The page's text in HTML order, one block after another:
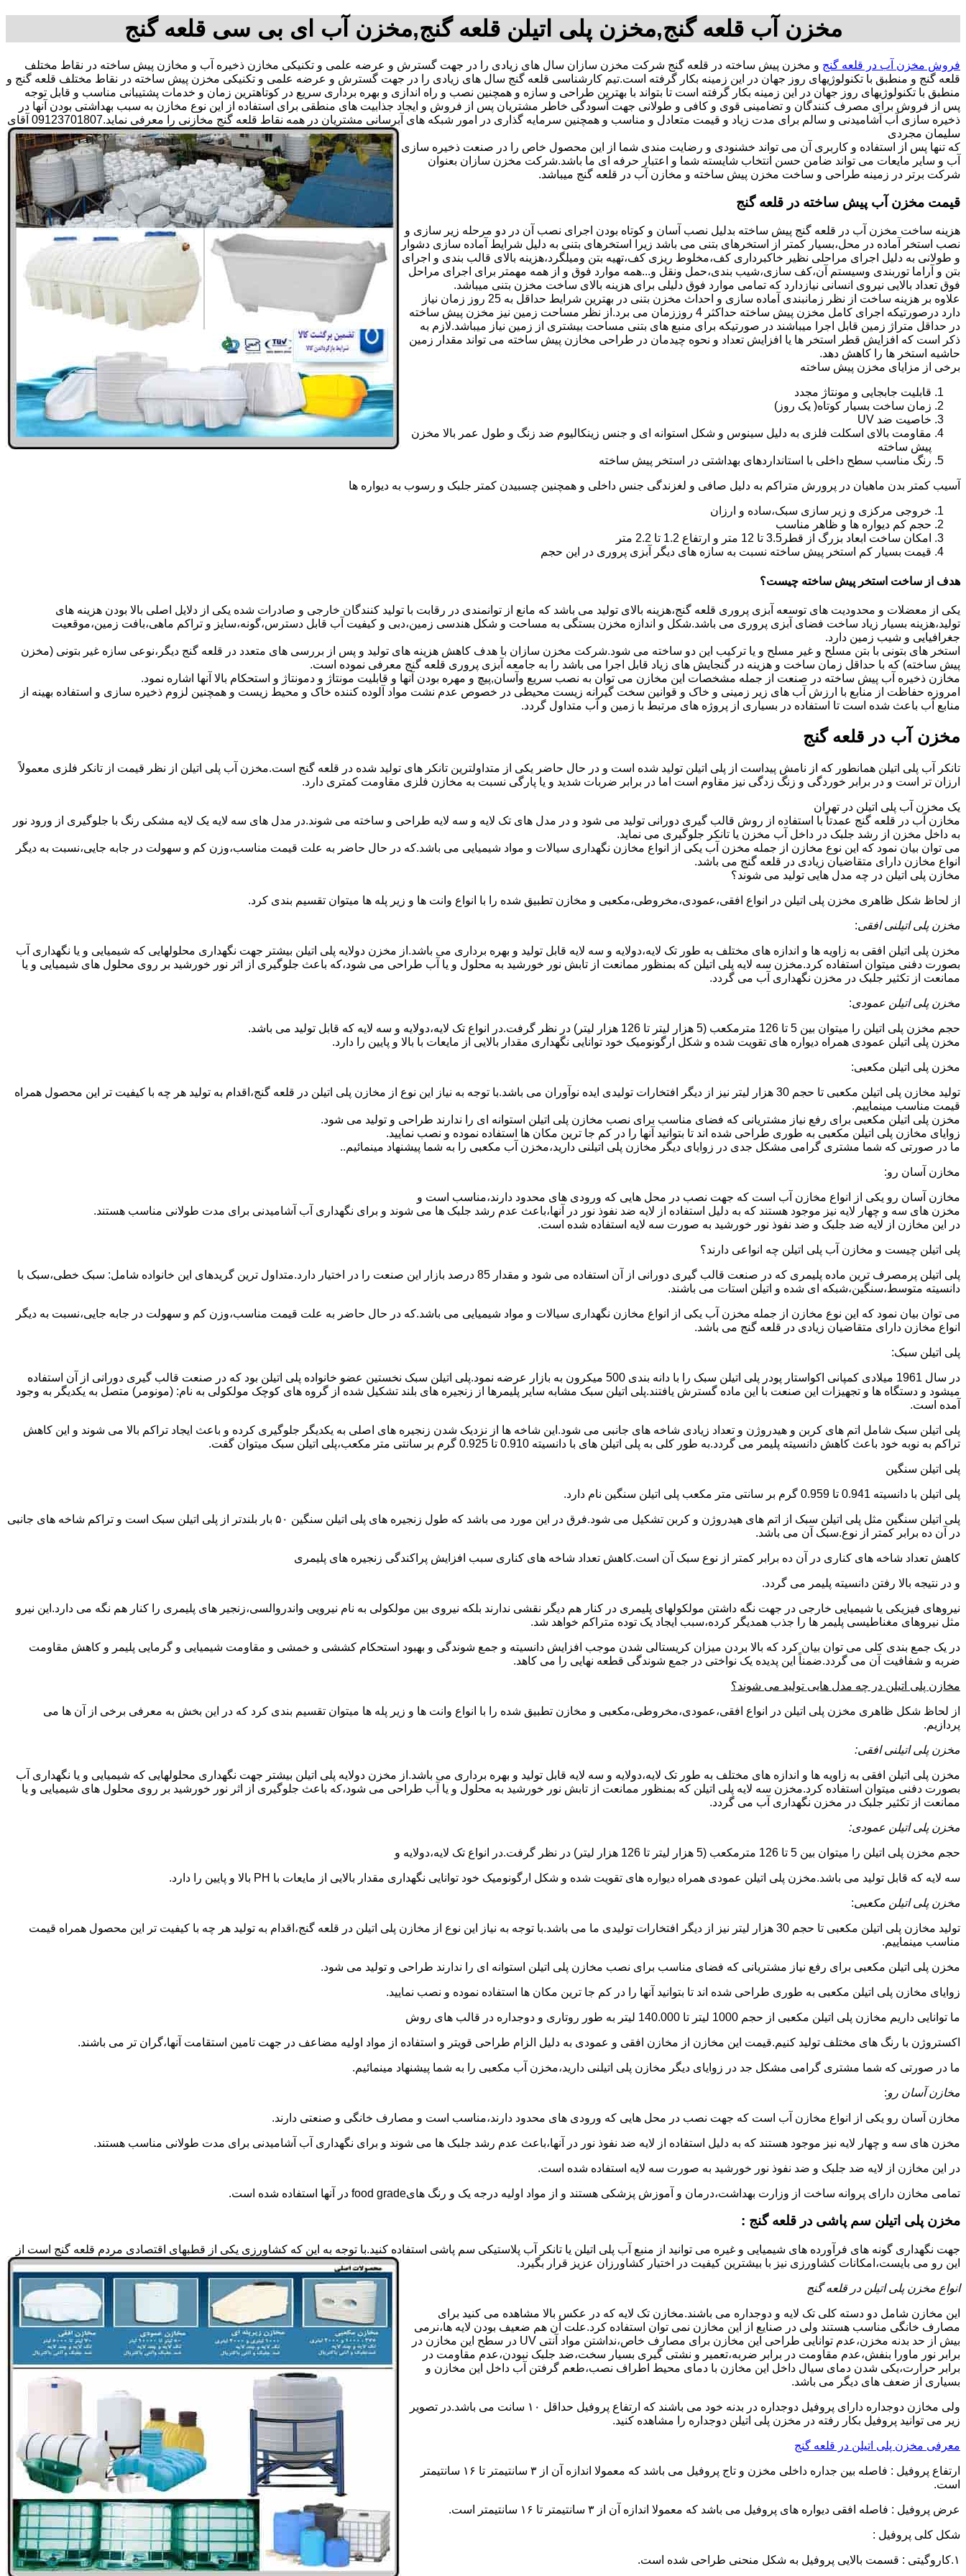
مخزن آب قلعه گنج,مخزن پلی اتیلن قلعه گنج,مخزن آب ای بی سی قلعه گنج
فروش مخزن آب در قلعه گنج و مخزن پیش ساخته در قلعه گنج شرکت مخزن سازان سال های زیادی را در جهت گسترش و عرضه علمی و تکنیکی مخازن ذخیره آب و مخازن پیش ساخته در نقاط مختلف
قلعه گنج و منطبق با تکنولوژیهای روز جهان در این زمینه بکار گرفته است.تیم کارشناسی قلعه گنج سال های زیادی را در جهت گسترش و عرضه علمی و تکنیکی مخزن پیش ساخته در نقاط مختلف قلعه گنج و
منطبق با تکنولوژیهای روز جهان در این زمینه بکار گرفته است تا بتواند با بهترین طراحی و سازه و همچنین نصب و راه اندازی و بهره برداری سریع در کوتاهترین زمان و خدمات پشتیبانی مناسب و قابل توجه
پس از فروش برای مصرف کنندگان و تضامینی قوی و کافی و طولانی جهت آسودگی خاطر مشتریان پس از فروش و ایجاد جذابیت های منطقی برای استفاده از این نوع مخازن به سبب بهداشتی بودن آنها در
ذخیره سازی آب آشامیدنی و سالم برای مدت زیاد و قیمت متعادل و مناسب و همچنین سرمایه گذاری در امور شبکه های آبرسانی مشتریان در همه نقاط قلعه گنج مخازنی را معرفی نماید.09123701807 آقای
سلیمان مجردی
که تنها پس از استفاده و کاربری آن می تواند خشنودی و رضایت مندی شما از این محصول خاص را در صنعت ذخیره سازی
آب و سایر مایعات می تواند ضامن حسن انتخاب شایسته شما و اعتبار حرفه ای ما باشد.شرکت مخزن سازان بعنوان
شرکت برتر در زمینه طراحی و ساخت مخزن پیش ساخته و مخازن آب در قلعه گنج میباشد.
قیمت مخزن آب پیش ساخته در قلعه گنج
هزینه ساخت مخزن آب در قلعه گنج پیش ساخته بدلیل نصب آسان و کوتاه بودن اجرای نصب آن در دو مرحله زیر سازی و
نصب استخر آماده در محل،بسیار کمتر از استخرهای بتنی می باشد زیرا استخرهای بتنی به دلیل شرایط آماده سازی دشوار
و طولانی به دلیل اجرای مراحلی نظیر خاکبرداری کف،مخلوط ریزی کف،تهیه بتن ومیلگرد،هزینه بالای قالب بندی و اجرای
بتن و آراما توربندی وسیستم آن،کف سازی،شیب بندی،حمل ونقل و...همه موارد فوق و از همه مهمتر برای اجرای مراحل
فوق تعداد بالایی نیروی انسانی نیازدارد که تمامی موارد فوق دلیلی برای هزینه بالای ساخت مخزن بتنی میباشد.
علاوه بر هزینه ساخت از نظر زمانبندی آماده سازی و احداث مخزن بتنی در بهترین شرایط حداقل به 25 روز زمان نیاز
دارد درصورتیکه اجرای کامل مخزن پیش ساخته حداکثر 4 روززمان می برد.از نظر مساحت زمین نیز مخزن پیش ساخته
در حداقل متراژ زمین قابل اجرا میباشند در صورتیکه برای منبع های بتنی مساحت بیشتری از زمین نیاز میباشد.لازم به
ذکر است که افزایش قطر استخر ها یا افزایش تعداد و نحوه چیدمان در طراحی مخازن پیش ساخته می تواند مقدار زمین
حاشیه استخر ها را کاهش دهد.
برخی از مزایای مخزن پیش ساخته
قابلیت جابجایی و مونتاژ مجدد
زمان ساخت بسیار کوتاه( یک روز)
خاصیت ضد UV
مقاومت بالای اسکلت فلزی به دلیل سینوس و شکل استوانه ای و جنس زینکالیوم ضد زنگ و طول عمر بالا مخزن
پیش ساخته
رنگ مناسب سطح داخلی با استانداردهای بهداشتی در استخر پیش ساخته
آسیب کمتر بدن ماهیان در پرورش متراکم به دلیل صافی و لغزندگی جنس داخلی و همچنین چسبیدن کمتر جلبک و رسوب به دیواره ها
خروجی مرکزی و زیر سازی سبک،ساده و ارزان
حجم کم دیواره ها و ظاهر مناسب
امکان ساخت ابعاد بزرگ از قطر3.5 تا 12 متر و ارتفاع 1.2 تا 2.2 متر
قیمت بسیار کم استخر پیش ساخته نسبت به سازه های دیگر آبزی پروری در این حجم
هدف از ساخت استخر پیش ساخته چیست؟
یکی از معضلات و محدودیت های توسعه آبزی پروری قلعه گنج،هزینه بالای تولید می باشد که مانع از توانمندی در رقابت با تولید کنندگان خارجی و صادرات شده یکی از دلایل اصلی بالا بودن هزینه های
تولید،هزینه بسیار زیاد ساخت فضای آبزی پروری می باشد.شکل و اندازه مخزن بستگی به مساحت و شکل هندسی زمین،دبی و کیفیت آب قابل دسترس،گونه،سایز و تراکم ماهی،بافت زمین،موقعیت
جغرافیایی و شیب زمین دارد.
استخر های بتونی با بتن مسلح و غیر مسلح و یا ترکیب این دو ساخته می شود.شرکت مخزن سازان با هدف کاهش هزینه های تولید و پس از بررسی های متعدد در قلعه گنج دیگر،نوعی سازه غیر بتونی (مخزن
پیش ساخته) که با حداقل زمان ساخت و هزینه در گنجایش های زیاد قابل اجرا می باشد را به جامعه آبزی پروری قلعه گنج معرفی نموده است.
مخازن ذخیره آب پیش ساخته در صنعت از جمله مشخصات این مخازن می توان به نصب سریع وآسان,پیچ و مهره بودن آنها و قابلیت مونتاژ و دمونتاژ و استحکام بالا آنها اشاره نمود.
امروزه حفاظت از منابع با ارزش آب های زیر زمینی و خاک و قوانین سخت گیرانه زیست محیطی در خصوص عدم نشت مواد آلوده کننده خاک و محیط زیست و همچنین لزوم ذخیره سازی و استفاده بهینه از
منابع آب باعث شده است تا استفاده در بسیاری از پروژه های مرتبط با زمین و آب متداول گردد.
مخزن آب در قلعه گنج
تانکر آب پلی اتیلن همانطور که از نامش پیداست از پلی اتیلن تولید شده است و در حال حاضر یکی از متداولترین تانکر های تولید شده در قلعه گنج است.مخزن آب پلی اتیلن از نظر قیمت از تانکر فلزی معمولاً
ارزان تر است و در برابر خوردگی و زنگ زدگی نیز مقاوم است اما در برابر ضربات شدید و یا پارگی نسبت به مخازن فلزی مقاومت کمتری دارد.
یک مخزن آب پلی اتیلن در تهران
مخازن آب در قلعه گنج عمدتاً با استفاده از روش قالب گیری دورانی تولید می شود و در مدل های تک لایه و سه لایه طراحی و ساخته می شوند.در مدل های سه لایه یک لایه مشکی رنگ با جلوگیری از ورود نور
به داخل مخزن از رشد جلبک در داخل آب مخزن یا تانکر جلوگیری می نماید.
می توان بیان نمود که این نوع مخازن از جمله مخزن آب یکی از انواع مخازن نگهداری سیالات و مواد شیمیایی می باشد.که در حال حاضر به علت قیمت مناسب،وزن کم و سهولت در جابه جایی،نسبت به دیگر
انواع مخازن دارای متقاضیان زیادی در قلعه گنج می باشد.
مخازن پلی اتیلن در چه مدل هایی تولید می شوند؟
از لحاظ شکل ظاهری مخزن پلی اتیلن در انواع افقی،عمودی،مخروطی،مکعبی و مخازن تطبیق شده را با انواع وانت ها و زیر پله ها میتوان تقسیم بندی کرد.
مخزن پلی اتیلنی افقی:
مخزن پلی اتیلن افقی به زاویه ها و اندازه های مختلف به طور تک لایه،دولایه و سه لایه قابل تولید و بهره برداری می باشد.از مخزن دولایه پلی اتیلن بیشتر جهت نگهداری محلولهایی که شیمیایی و یا نگهداری آب
بصورت دفنی میتوان استفاده کرد.مخزن سه لایه پلی اتیلن که بمنظور ممانعت از تابش نور خورشید به محلول و یا آب طراحی می شود،که باعث جلوگیری از اثر نور خورشید بر روی محلول های شیمیایی و یا
ممانعت از تکثیر جلبک در مخزن نگهداری آب می گردد.
مخزن پلی اتیلن عمودی:
حجم مخزن پلی اتیلن را میتوان بین 5 تا 126 مترمکعب (5 هزار لیتر تا 126 هزار لیتر) در نظر گرفت.در انواع تک لایه،دولایه و سه لایه که قابل تولید می باشد.
مخزن پلی اتیلن عمودی همراه دیواره های تقویت شده و شکل ارگونومیک خود توانایی نگهداری مقدار بالایی از مایعات با بالا و پایین را دارد.
مخزن پلی اتیلن مکعبی:
تولید مخازن پلی اتیلن مکعبی تا حجم 30 هزار لیتر نیز از دیگر افتخارات تولیدی ایده نوآوران می باشد.با توجه به نیاز این نوع از مخازن پلی اتیلن در قلعه گنج،اقدام به تولید هر چه با کیفیت تر این محصول همراه
قیمت مناسب مینماییم.
مخزن پلی اتیلن مکعبی برای رفع نیاز مشتریانی که فضای مناسب برای نصب مخازن پلی اتیلن استوانه ای را ندارند طراحی و تولید می شود.
زوایای مخازن پلی اتیلن مکعبی به طوری طراحی شده اند تا بتوانید آنها را در کم جا ترین مکان ها استفاده نموده و نصب نمایید.
ما در صورتی که شما مشتری گرامی مشکل جدی در زوایای دیگر مخازن پلی اتیلنی دارید،مخزن آب مکعبی را به شما پیشنهاد مینمائیم..
مخازن آسان رو:
مخازن آسان رو یکی از انواع مخازن آب است که جهت نصب در محل هایی که ورودی های محدود دارند،مناسب است و
مخزن های سه و چهار لایه نیز موجود هستند که به دلیل استفاده از لایه ضد نفوذ نور در آنها،باعث عدم رشد جلبک ها می شوند و برای نگهداری آب آشامیدنی برای مدت طولانی مناسب هستند.
در این مخازن از لایه ضد جلبک و ضد نفوذ نور خورشید به صورت سه لایه استفاده شده است.
پلی اتیلن چیست و مخازن آب پلی اتیلن چه انواعی دارند؟
پلی اتیلن پرمصرف ترین ماده پلیمری که در صنعت قالب گیری دورانی از آن استفاده می شود و مقدار 85 درصد بازار این صنعت را در اختیار دارد.متداول ترین گریدهای این خانواده شامل: سبک خطی،سبک با
دانسیته متوسط،سنگین،شبکه ای شده و اتیلن استات می باشند.
می توان بیان نمود که این نوع مخازن از جمله مخزن آب یکی از انواع مخازن نگهداری سیالات و مواد شیمیایی می باشد.که در حال حاضر به علت قیمت مناسب،وزن کم و سهولت در جابه جایی،نسبت به دیگر
انواع مخازن دارای متقاضیان زیادی در قلعه گنج می باشد.
پلی اتیلن سبک:
در سال 1961 میلادی کمپانی اکواستار پودر پلی اتیلن سبک را با دانه بندی 500 میکرون به بازار عرضه نمود.پلی اتیلن سبک نخستین عضو خانواده پلی اتیلن بود که در صنعت قالب گیری دورانی از آن استفاده
میشود و دستگاه ها و تجهیزات این صنعت با این ماده گسترش یافتند.پلی اتیلن سبک مشابه سایر پلیمرها از زنجیره های بلند تشکیل شده از گروه های کوچک مولکولی به نام: (مونومر) متصل به یکدیگر به وجود
آمده است.
پلی اتیلن سبک شامل اتم های کربن و هیدروژن و تعداد زیادی شاخه های جانبی می شود.این شاخه ها از نزدیک شدن زنجیره های اصلی به یکدیگر جلوگیری کرده و باعث ایجاد تراکم بالا می شوند و این کاهش
تراکم به نوبه خود باعث کاهش دانسیته پلیمر می گردد.به طور کلی به پلی اتیلن های با دانسیته 0.910 تا 0.925 گرم بر سانتی متر مکعب،پلی اتیلن سبک میتوان گفت.
پلی اتیلن سنگین
پلی اتیلن با دانسیته 0.941 تا 0.959 گرم بر سانتی متر مکعب پلی اتیلن سنگین نام دارد.
پلی اتیلن سنگین مثل پلی اتیلن سبک از اتم های هیدروژن و کربن تشکیل می شود.فرق در این مورد می باشد که طول زنجیره های پلی اتیلن سنگین ۵۰ بار بلندتر از پلی اتیلن سبک است و تراکم شاخه های جانبی
در آن ده برابر کمتر از نوع.سبک آن می باشد.
کاهش تعداد شاخه های کناری در آن ده برابر کمتر از نوع سبک آن است.کاهش تعداد شاخه های کناری سبب افزایش پراکندگی زنجیره های پلیمری
و در نتیجه بالا رفتن دانسیته پلیمر می گردد.
نیروهای فیزیکی یا شیمیایی خارجی در جهت نگه داشتن مولکولهای پلیمری در کنار هم دیگر نقشی ندارند بلکه نیروی بین مولکولی به نام نیرویی واندروالسی،زنجیر های پلیمری را کنار هم نگه می دارد.این نیرو
مثل نیروهای مغناطیسی پلیمر ها را جذب همدیگر کرده،سبب ایجاد یک توده متراکم خواهد شد.
در یک جمع بندی کلی می توان بیان کرد که بالا بردن میزان کریستالی شدن موجب افزایش دانسیته و جمع شوندگی و بهبود استحکام کششی و خمشی و مقاومت شیمیایی و گرمایی پلیمر و کاهش مقاومت
ضربه و شفافیت آن می گردد.ضمناً این پدیده یک نواختی در جمع شوندگی قطعه نهایی را می کاهد.
مخازن پلی اتیلن در چه مدل هایی تولید می شوند؟
از لحاظ شکل ظاهری مخزن پلی اتیلن در انواع افقی،عمودی،مخروطی،مکعبی و مخازن تطبیق شده را با انواع وانت ها و زیر پله ها میتوان تقسیم بندی کرد که در این بخش به معرفی برخی از آن ها می
پردازیم.
مخزن پلی اتیلنی افقی:
مخزن پلی اتیلن افقی به زاویه ها و اندازه های مختلف به طور تک لایه،دولایه و سه لایه قابل تولید و بهره برداری می باشد.از مخزن دولایه پلی اتیلن بیشتر جهت نگهداری محلولهایی که شیمیایی و یا نگهداری آب
بصورت دفنی میتوان استفاده کرد.مخزن سه لایه پلی اتیلن که بمنظور ممانعت از تابش نور خورشید به محلول و یا آب طراحی می شود،که باعث جلوگیری از اثر نور خورشید بر روی محلول های شیمیایی و یا
ممانعت از تکثیر جلبک در مخزن نگهداری آب می گردد.
مخزن پلی اتیلن عمودی:
حجم مخزن پلی اتیلن را میتوان بین 5 تا 126 مترمکعب (5 هزار لیتر تا 126 هزار لیتر) در نظر گرفت.در انواع تک لایه،دولایه و
سه لایه که قابل تولید می باشد.مخزن پلی اتیلن عمودی همراه دیواره های تقویت شده و شکل ارگونومیک خود توانایی نگهداری مقدار بالایی از مایعات با PH بالا و پایین را دارد.
مخزن پلی اتیلن مکعبی:
تولید مخازن پلی اتیلن مکعبی تا حجم 30 هزار لیتر نیز از دیگر افتخارات تولیدی ما می باشد.با توجه به نیاز این نوع از مخازن پلی اتیلن در قلعه گنج،اقدام به تولید هر چه با کیفیت تر این محصول همراه قیمت
مناسب مینماییم.
مخزن پلی اتیلن مکعبی برای رفع نیاز مشتریانی که فضای مناسب برای نصب مخازن پلی اتیلن استوانه ای را ندارند طراحی و تولید می شود.
زوایای مخازن پلی اتیلن مکعبی به طوری طراحی شده اند تا بتوانید آنها را در کم جا ترین مکان ها استفاده نموده و نصب نمایید.
ما توانایی داریم مخازن پلی اتیلن مکعبی از حجم 1000 لیتر تا 140.000 لیتر به طور روتاری و دوجداره در قالب های روش
اکستروژن با رنگ های مختلف تولید کنیم.قیمت این مخازن از مخازن افقی و عمودی به دلیل الزام طراحی قویتر و استفاده از مواد اولیه مضاعف در جهت تامین استقامت آنها،گران تر می باشند.
ما در صورتی که شما مشتری گرامی مشکل جد در زوایای دیگر مخازن پلی اتیلنی دارید،مخزن آب مکعبی را به شما پیشنهاد مینمائیم.
مخازن آسان رو:
مخازن آسان رو یکی از انواع مخازن آب است که جهت نصب در محل هایی که ورودی های محدود دارند،مناسب است و مصارف خانگی و صنعتی دارند.
مخزن های سه و چهار لایه نیز موجود هستند که به دلیل استفاده از لایه ضد نفوذ نور در آنها،باعث عدم رشد جلبک ها می شوند و برای نگهداری آب آشامیدنی برای مدت طولانی مناسب هستند.
در این مخازن از لایه ضد جلبک و ضد نفوذ نور خورشید به صورت سه لایه استفاده شده است.
تمامی مخازن دارای پروانه ساخت از وزارت بهداشت،درمان و آموزش پزشکی هستند و از مواد اولیه درجه یک و رنگ هایfood grade در آنها استفاده شده است.
مخزن پلی اتیلن سم پاشی در قلعه گنج :
جهت نگهداری گونه های فرآورده های شیمیایی و غیره می توانید از منبع آب پلی اتیلن یا تانکر آب پلاستیکی سم پاشی استفاده کنید.با توجه به این که کشاورزی یکی از قطبهای اقتصادی مردم قلعه گنج است از
این رو می بایست،امکانات کشاورزی نیز با بیشترین کیفیت در اختیار کشاورزان عزیز قرار بگیرد.
انواع مخزن پلی اتیلن در قلعه گنج
این مخازن شامل دو دسته کلی تک لایه و دوجداره می باشند.مخازن تک لایه که در عکس بالا مشاهده می کنید برای
مصارف خانگی مناسب هستند ولی در صنایع از این مخازن نمی توان استفاده کرد.علت آن هم ضعیف بودن لایه ها،نرمی
بیش از حد بدنه مخزن،عدم توانایی طراحی این مخازن برای مصارف خاص،نداشتن مواد آنتی UV در سطح این مخازن در
برابر نور ماورا بنفش،عدم مقاومت در برابر ضربه،تعمیر و نشتی گیری بسیار سخت،ضد جلبک نبودن،عدم مقاومت در
برابر حرارت،یکی شدن دمای سیال داخل این مخازن با دمای محیط اطراف نصب،طعم گرفتن آب داخل این مخازن و
بسیاری از ضعف های دیگر می باشد.
ولی مخازن دوجداره دارای پروفیل دوجداره در بدنه خود می باشند که ارتفاع پروفیل حداقل ۱۰ سانت می باشد.در تصویر
زیر می توانید پروفیل بکار رفته در مخزن پلی اتیلن دوجداره را مشاهده کنید.
معرفی مخزن پلی اتیلن در قلعه گنج
ارتفاع پروفیل : فاصله بین جداره داخلی مخزن و تاج پروفیل می باشد که معمولا اندازه آن از ۳ سانتیمتر تا ۱۶ سانتیمتر
است.
عرض پروفیل : فاصله افقی دیواره های پروفیل می باشد که معمولا اندازه آن از ۳ سانتیمتر تا ۱۶ سانتیمتر است.
شکل کلی پروفیل :
۱.کاروگیتی : قسمت بالایی پروفیل به شکل منحنی طراحی شده است.